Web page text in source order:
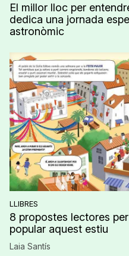
El millor lloc per
dedica una jornada
astronòmic
LLIBRES
8 propostes lectores
popular aquest estiu
Laia Santís